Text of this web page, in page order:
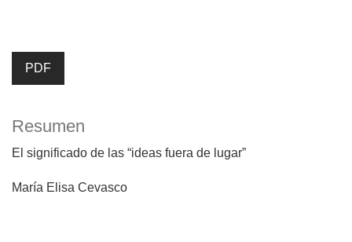
PDF
Resumen
El significado de las “ideas fuera de lugar”
María Elisa Cevasco